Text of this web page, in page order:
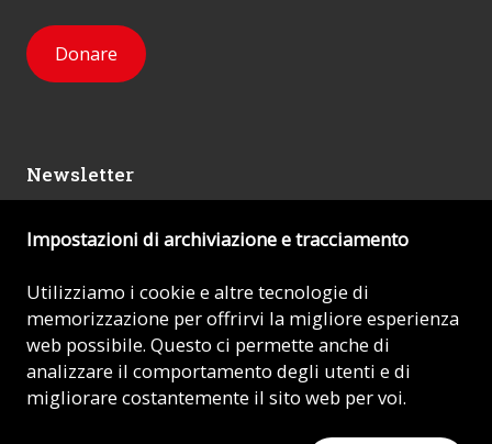
Donare
Newsletter
Mi iscrivo
© 2026 - AIUTO ALLA CHIESA CHE SOFFRE (ACN)
Impronta
Impostazioni di archiviazione e tracciamento
Utilizziamo i cookie e altre tecnologie di
memorizzazione per offrirvi la migliore esperienza
web possibile. Questo ci permette anche di
analizzare il comportamento degli utenti e di
migliorare costantemente il sito web per voi.